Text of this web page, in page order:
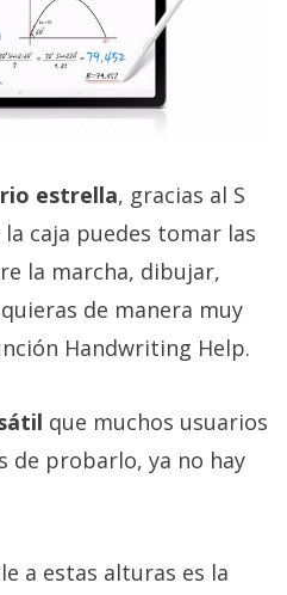
estrella, gracias al S
caja puedes tomar las
la marcha, dibujar,
de manera muy
Handwriting Help.
que muchos usuarios
de probarlo, ya no hay
a estas alturas es la